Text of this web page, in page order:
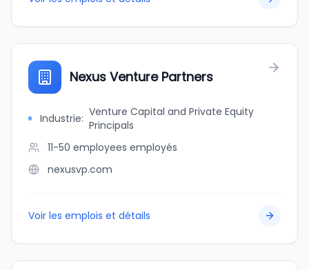
Nexus Venture Partners
Industrie: Venture Capital and Private Equity
Principals
11-50 employees employés
nexusvp.com
Voir les emplois et détails